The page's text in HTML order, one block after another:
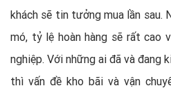
khách sẽ tin tưởng mua lần sau.
mó, tỷ lệ hoàn hàng sẽ rất cao
nghiệp. Với những ai đã và đang
thì vấn đề kho bãi và vận